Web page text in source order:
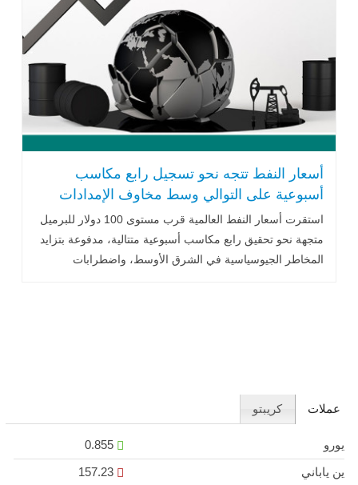
أسعار النفط تتجه نحو تسجيل رابع مكاسب
أسبوعية على التوالي وسط مخاوف الإمدادات
استقرت أسعار النفط العالمية قرب مستوى 100 دولار للبرميل
متجهة نحو تحقيق رابع مكاسب أسبوعية متتالية، مدفوعة بتزايد
المخاطر الجيوسياسية في الشرق الأوسط، واضطرابات
عملات كريبتو
يورو
0.855
ين ياباني
157.23